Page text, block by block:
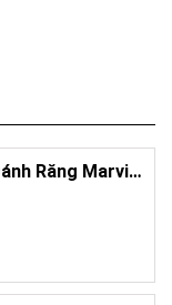
Răng Marvis
Ố Vàng Làm